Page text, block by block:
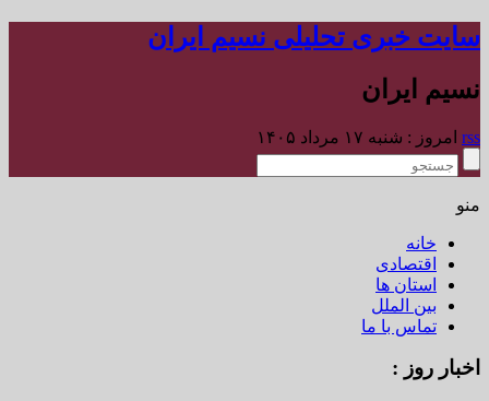
سایت خبری تحلیلی نسیم ایران
نسیم ایران
rss امروز : شنبه ۱۷ مرداد ۱۴۰۵
منو
خانه
اقتصادی
استان ها
بین الملل
تماس با ما
اخبار روز :